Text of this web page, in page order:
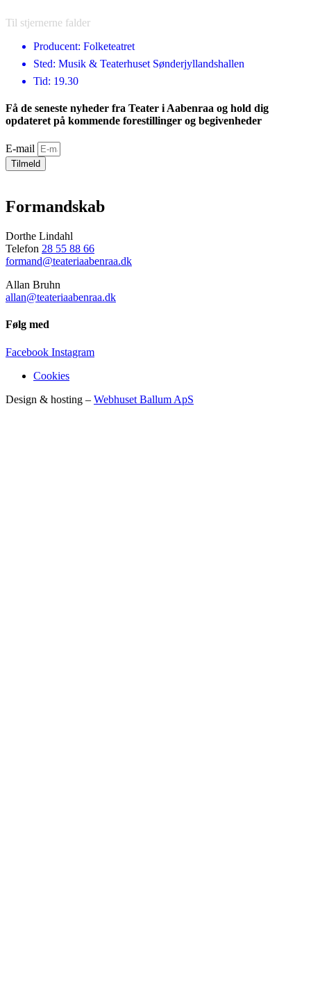
Til stjernerne falder
Producent: Folketeatret
Sted: Musik & Teaterhuset Sønderjyllandshallen
Tid: 19.30
Få de seneste nyheder fra Teater i Aabenraa og hold dig
opdateret på kommende forestillinger og begivenheder
E-mail
Tilmeld
Formandskab
Dorthe Lindahl
Telefon 28 55 88 66
formand@teateriaabenraa.dk
Allan Bruhn
allan@teateriaabenraa.dk
Følg med
Facebook Instagram
Cookies
Design & hosting – Webhuset Ballum ApS